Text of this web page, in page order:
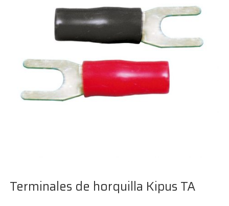
Terminales de horquilla Kipus TA